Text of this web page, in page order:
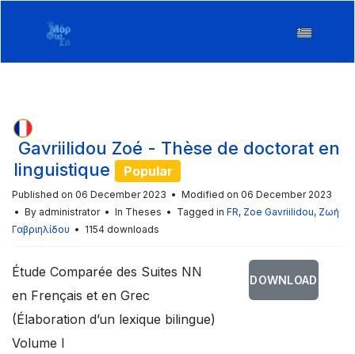
Gavriilidou Zoé - Thèse de doctorat en
linguistique
Popular
Published on 06 December 2023
Modified on 06 December 2023
By administrator In Theses Tagged in FR, Zoe Gavriilidou, Ζωή
Γαβριηλίδου
1154 downloads
DOWNLOAD
Étude Comparée des Suites NN
en Frençais et en Grec
(Élaboration d’un lexique bilingue)
Volume I